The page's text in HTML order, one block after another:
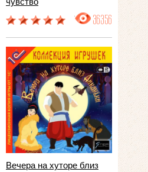
36356
Вечера на хуторе близ